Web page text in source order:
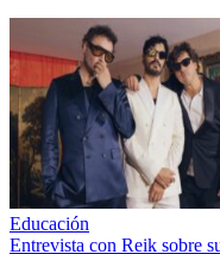
Educación
Entrevista con Reik sobre